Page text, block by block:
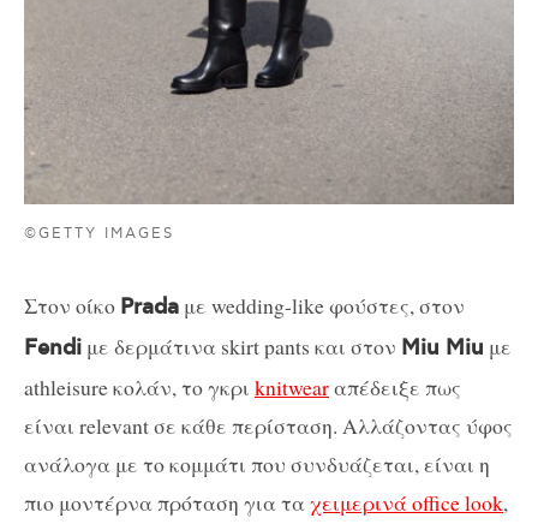
©GETTY IMAGES
Στον οίκο Prada με wedding-like φούστες, στον
Fendi με δερμάτινα skirt pants και στον Miu Miu με
athleisure κολάν, το γκρι knitwearαπέδειξε πως
είναι relevant σε κάθε περίσταση. Αλλάζοντας ύφος
ανάλογα με το κομμάτι που συνδυάζεται, είναι η
πιο μοντέρνα πρόταση για ταχειμερινά office look,